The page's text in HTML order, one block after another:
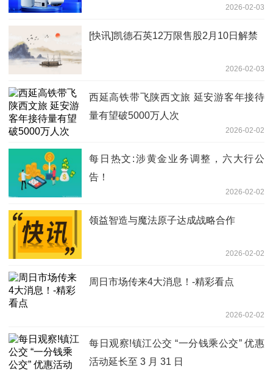
2026-02-03
[快讯]凯德石英12万限售股2月10日解禁
2026-02-03
西延高铁带飞陕西文旅 延安游客年接待
量有望破5000万人次
2026-02-02
每日热文:涉黄金业务调整，六大行公
告！
2026-02-02
领益智造与魔法原子达成战略合作
2026-02-02
周日市场传来4大消息！-精彩看点
2026-02-02
每日观察!镇江公交 “一分钱乘公交” 优惠
活动延长至 3 月 31 日